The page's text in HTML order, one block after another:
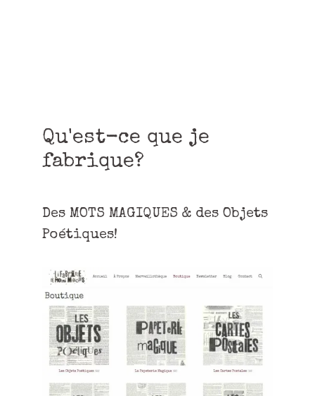
Qu'est-ce que je
fabrique?
Des MOTS MAGIQUES & des Objets
Poétiques!